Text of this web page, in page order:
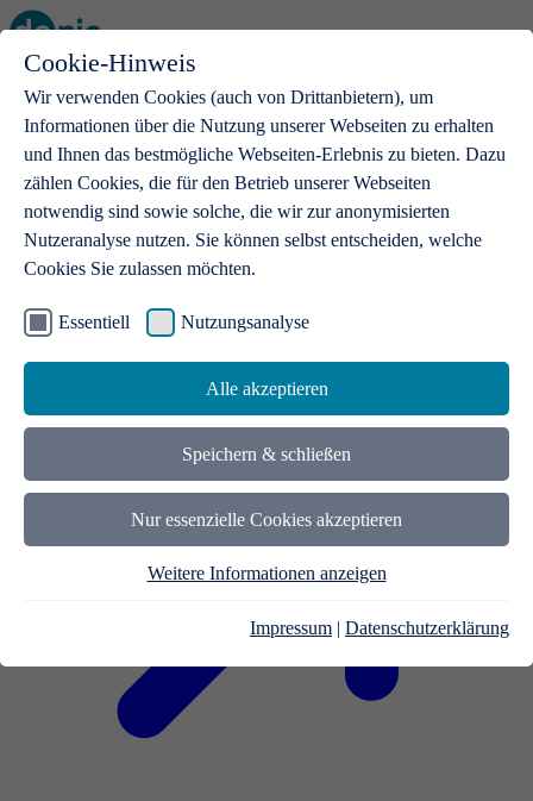
Cookie-Hinweis
Wir verwenden Cookies (auch von Drittanbietern), um
Informationen über die Nutzung unserer Webseiten zu erhalten
und Ihnen das bestmögliche Webseiten-Erlebnis zu bieten. Dazu
zählen Cookies, die für den Betrieb unserer Webseiten
notwendig sind sowie solche, die wir zur anonymisierten
Nutzeranalyse nutzen. Sie können selbst entscheiden, welche
Cookies Sie zulassen möchten.
Essentiell Nutzungsanalyse
Alle akzeptieren
Speichern & schließen
Nur essenzielle Cookies akzeptieren
Weitere Informationen anzeigen
Impressum | Datenschutzerklärung
Open main menu
.de-Domains
Mit einer .de-Domain erhalten Ideen eine Bühne